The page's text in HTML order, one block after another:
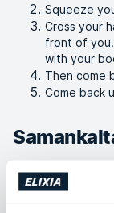
Squeeze
Cross your
front of you.
with your
Then come
Come back